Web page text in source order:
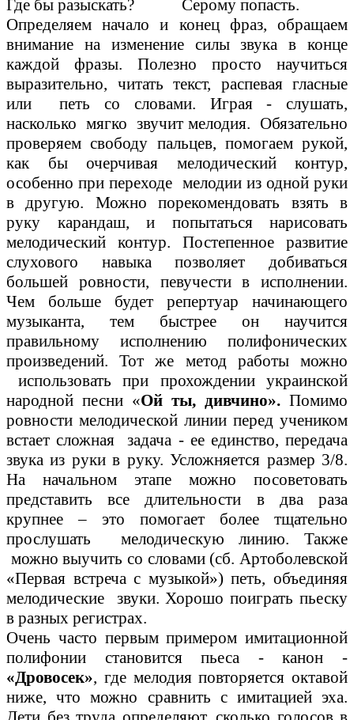
Где бы разыскать? Серому попасть.
Определяем начало и конец фраз, обращаем
внимание на изменение силы звука в конце
каждой фразы. Полезно просто научиться
выразительно, читать текст, распевая гласные
или петь со словами. Играя - слушать,
насколько мягко звучит мелодия. Обязательно
проверяем свободу пальцев, помогаем рукой,
как бы очерчивая мелодический контур,
особенно при переходе мелодии из одной руки
в другую. Можно порекомендовать взять в
руку карандаш, и попытаться нарисовать
мелодический контур. Постепенное развитие
слухового навыка позволяет добиваться
большей ровности, певучести в исполнении.
Чем больше будет репертуар начинающего
музыканта, тем быстрее он научится
правильному исполнению полифонических
произведений. Тот же метод работы можно
использовать при прохождении украинской
народной песни «Ой ты, дивчино». Помимо
ровности мелодической линии перед учеником
встает сложная задача - ее единство, передача
звука из руки в руку. Усложняется размер 3/8.
На начальном этапе можно посоветовать
представить все длительности в два раза
крупнее – это помогает более тщательно
прослушать мелодическую линию. Также
можно выучить со словами (сб. Артоболевской
«Первая встреча с музыкой») петь, объединяя
мелодические звуки. Хорошо поиграть пьеску
в разных регистрах.
Очень часто первым примером имитационной
полифонии становится пьеса - канон -
«Дровосек», где мелодия повторяется октавой
ниже, что можно сравнить с имитацией эха.